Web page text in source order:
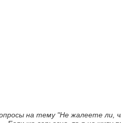
на тему "Не жалеете ли,